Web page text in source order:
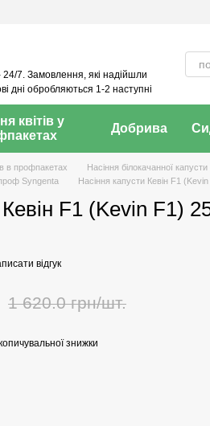
7. Замовлення, які надійшли
дні обробляються 1-2 наступні
квітів у
Добрива
в профпакетах
Насіння білокачанної
Syngenta
Насіння капусти Кевін F1
F1 (Kevin F1)
відгук
1 620.0 грн/шт.
знижки